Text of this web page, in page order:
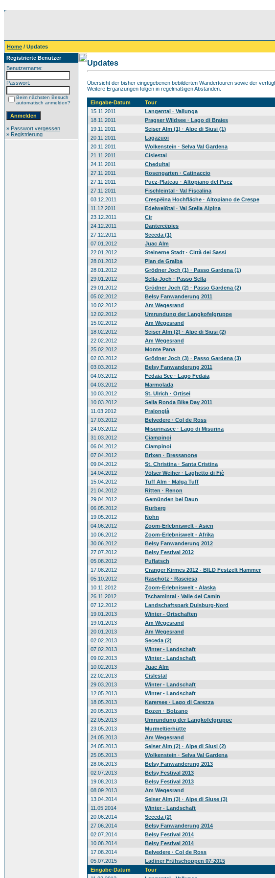
Home / Updates
Registrierte Benutzer
Benutzername:
Passwort:
Beim nächsten Besuch
automatisch anmelden?
» Passwort vergessen
» Registrierung
Updates
Übersicht der bisher eingegebenen bebilderten Wandertouren sowie der
Weitere Ergänzungen folgen in regelmäßigen Abständen.
Eingabe-Datum Tour
15.11.2011
Langental · Vallunga
18.11.2011
Pragser Wildsee · Lago di Braies
19.11.2011
Seiser Alm (1) · Alpe di Siusi (1)
20.11.2011
Lagazuoi
20.11.2011
Wolkenstein · Selva Val Gardena
21.11.2011
Cislestal
24.11.2011
Chedultal
27.11.2011
Rosengarten · Catinaccio
27.11.2011
Puez-Plateau · Altopiano del Puez
27.11.2011
Fischleintal · Val Fiscalina
03.12.2011
Crespëina Hochfläche · Altopiano de Crespe
11.12.2011
Edelweißtal · Val Stella Alpina
23.12.2011
Cir
24.12.2011
Dantercëpies
27.12.2011
Seceda (1)
07.01.2012
Juac Alm
22.01.2012
Steinerne Stadt · Città dei Sassi
28.01.2012
Plan de Gralba
28.01.2012
Grödner Joch (1) · Passo Gardena (1)
29.01.2012
Sella-Joch · Passo Sella
29.01.2012
Grödner Joch (2) · Passo Gardena (2)
05.02.2012
Belsy Fanwanderung 2011
10.02.2012
Am Wegesrand
12.02.2012
Umrundung der Langkofelgruppe
15.02.2012
Am Wegesrand
18.02.2012
Seiser Alm (2) · Alpe di Siusi (2)
22.02.2012
Am Wegesrand
25.02.2012
Monte Pana
02.03.2012
Grödner Joch (3) · Passo Gardena (3)
03.03.2012
Belsy Fanwanderung 2011
04.03.2012
Fedaia See · Lago Fedaia
04.03.2012
Marmolada
10.03.2012
St. Ulrich · Ortisei
10.03.2012
Sella Ronda Bike Day 2011
11.03.2012
Pralongià
17.03.2012
Belvedere · Col de Ross
24.03.2012
Misurinasee · Lago di Misurina
31.03.2012
Ciampinoi
06.04.2012
Ciampinoi
07.04.2012
Brixen · Bressanone
09.04.2012
St. Christina · Santa Cristina
14.04.2012
Völser Weiher · Laghetto di Fiè
15.04.2012
Tuff Alm · Malga Tuff
21.04.2012
Ritten · Renon
29.04.2012
Gemünden bei Daun
06.05.2012
Rurberg
19.05.2012
Nohn
04.06.2012
Zoom-Erlebniswelt - Asien
10.06.2012
Zoom-Erlebniswelt - Afrika
30.06.2012
Belsy Fanwanderung 2012
27.07.2012
Belsy Festival 2012
05.08.2012
Puflatsch
17.08.2012
Cranger Kirmes 2012 - BILD Festzelt Hammer
05.10.2012
Raschötz · Rasciesa
10.11.2012
Zoom-Erlebniswelt - Alaska
26.11.2012
Tschamintal · Valle del Camin
07.12.2012
Landschaftspark Duisburg-Nord
19.01.2013
Winter - Ortschaften
19.01.2013
Am Wegesrand
20.01.2013
Am Wegesrand
02.02.2013
Seceda (2)
07.02.2013
Winter - Landschaft
09.02.2013
Winter - Landschaft
10.02.2013
Juac Alm
22.02.2013
Cislestal
29.03.2013
Winter - Landschaft
12.05.2013
Winter - Landschaft
18.05.2013
Karersee · Lago di Carezza
20.05.2013
Bozen · Bolzano
22.05.2013
Umrundung der Langkofelgruppe
23.05.2013
Murmeltierhütte
24.05.2013
Am Wegesrand
24.05.2013
Seiser Alm (2) · Alpe di Siusi (2)
25.05.2013
Wolkenstein · Selva Val Gardena
28.06.2013
Belsy Fanwanderung 2013
02.07.2013
Belsy Festival 2013
19.08.2013
Belsy Festival 2013
08.09.2013
Am Wegesrand
13.04.2014
Seiser Alm (3) · Alpe di Siuse (3)
11.05.2014
Winter - Landschaft
20.06.2014
Seceda (2)
27.06.2014
Belsy Fanwanderung 2014
02.07.2014
Belsy Festival 2014
10.08.2014
Belsy Festival 2014
17.08.2014
Belvedere · Col de Ross
05.07.2015
Ladiner Frühschoppen 07-2015
Eingabe-Datum
Tour